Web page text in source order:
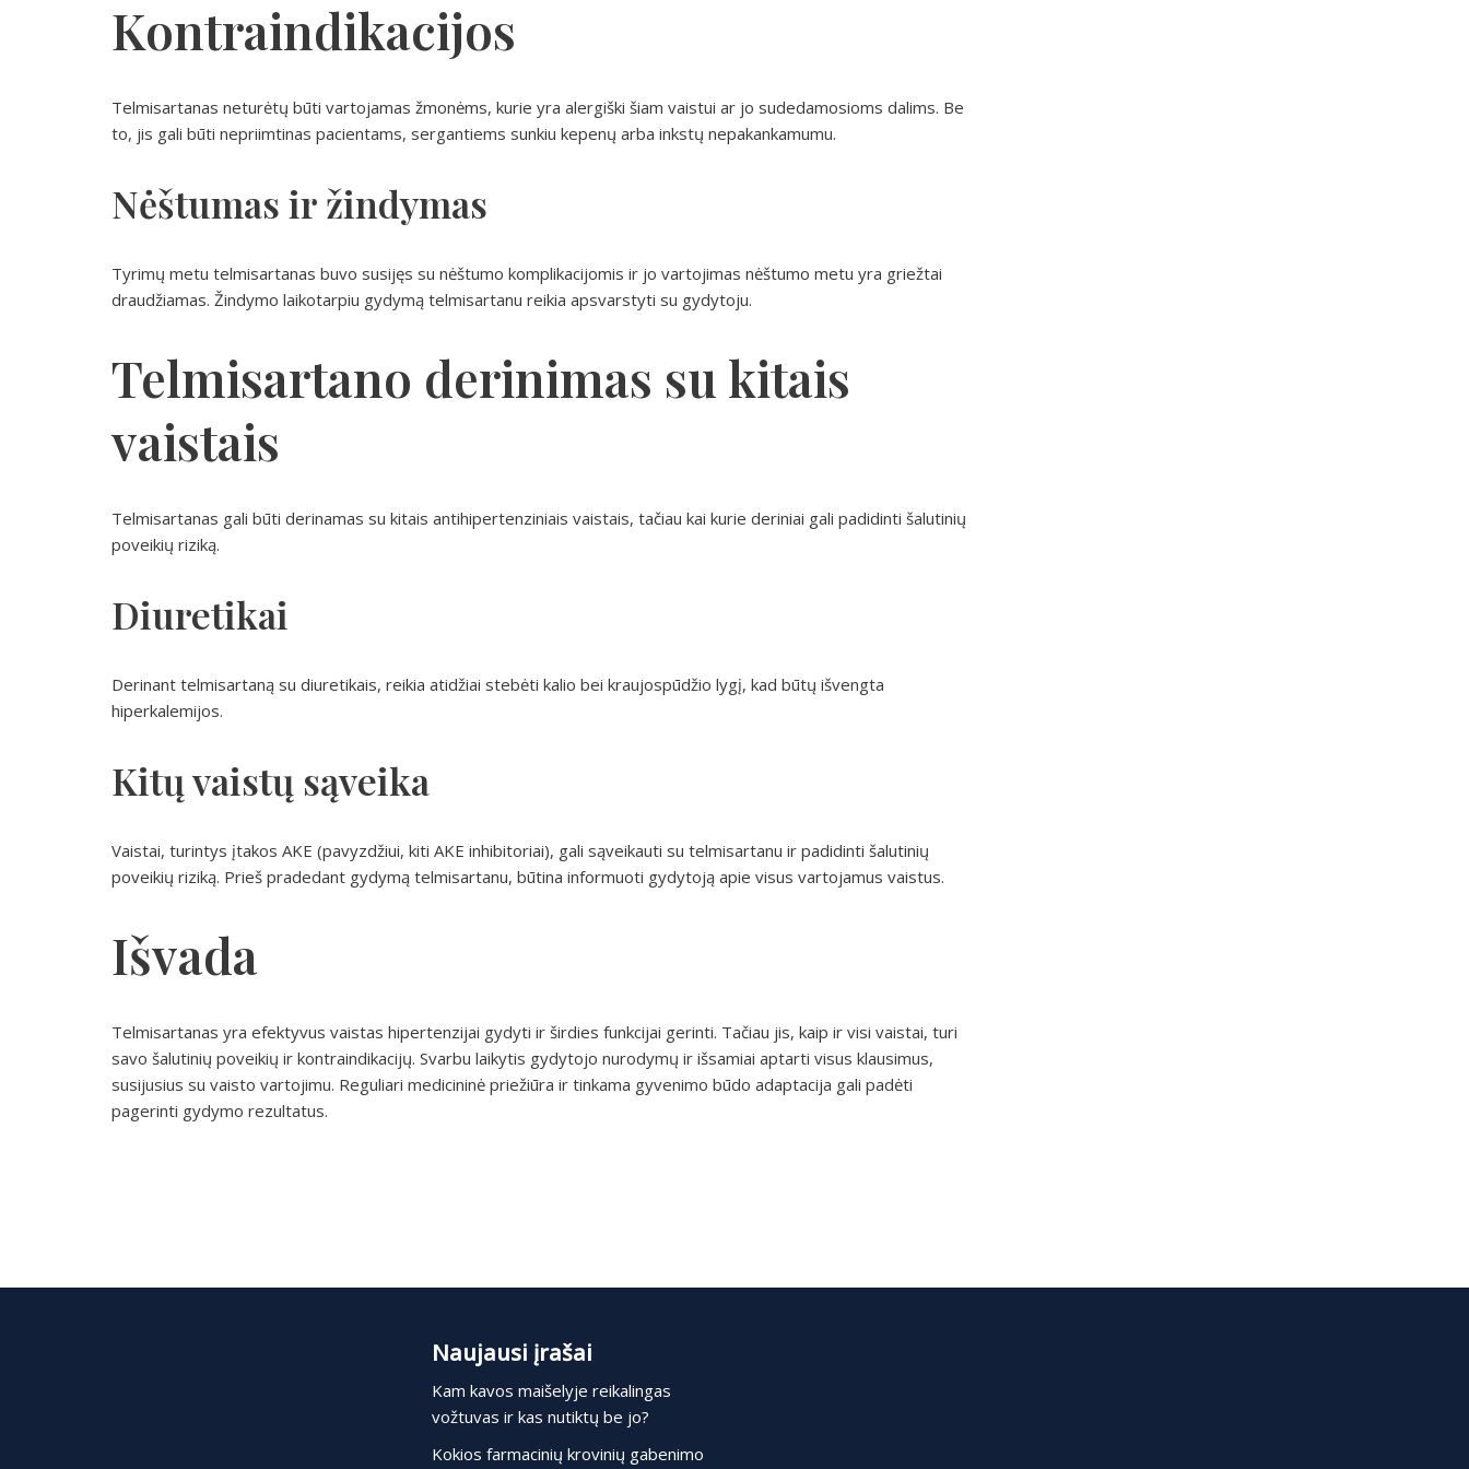
Kontraindikacijos
Telmisartanas neturėtų būti vartojamas žmonėms, kurie yra alergiški šiam vaistui ar jo sudedamosioms dalims. Be
to, jis gali būti nepriimtinas pacientams, sergantiems sunkiu kepenų arba inkstų nepakankamumu.
Nėštumas ir žindymas
Tyrimų metu telmisartanas buvo susijęs su nėštumo komplikacijomis ir jo vartojimas nėštumo metu yra griežtai
draudžiamas. Žindymo laikotarpiu gydymą telmisartanu reikia apsvarstyti su gydytoju.
Telmisartano derinimas su kitais
vaistais
Telmisartanas gali būti derinamas su kitais antihipertenziniais vaistais, tačiau kai kurie deriniai gali padidinti šalutinių
poveikių riziką.
Diuretikai
Derinant telmisartaną su diuretikais, reikia atidžiai stebėti kalio bei kraujospūdžio lygį, kad būtų išvengta
hiperkalemijos.
Kitų vaistų sąveika
Vaistai, turintys įtakos AKE (pavyzdžiui, kiti AKE inhibitoriai), gali sąveikauti su telmisartanu ir padidinti šalutinių
poveikių riziką. Prieš pradedant gydymą telmisartanu, būtina informuoti gydytoją apie visus vartojamus vaistus.
Išvada
Telmisartanas yra efektyvus vaistas hipertenzijai gydyti ir širdies funkcijai gerinti. Tačiau jis, kaip ir visi vaistai, turi
savo šalutinių poveikių ir kontraindikacijų. Svarbu laikytis gydytojo nurodymų ir išsamiai aptarti visus klausimus,
susijusius su vaisto vartojimu. Reguliari medicininė priežiūra ir tinkama gyvenimo būdo adaptacija gali padėti
pagerinti gydymo rezultatus.
Naujausi įrašai
Kam kavos maišelyje reikalingas
vožtuvas ir kas nutiktų be jo?
Kokios farmacinių krovinių gabenimo